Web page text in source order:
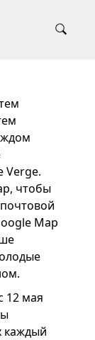
Verge.
чтобы
Map
12 мая
каждый